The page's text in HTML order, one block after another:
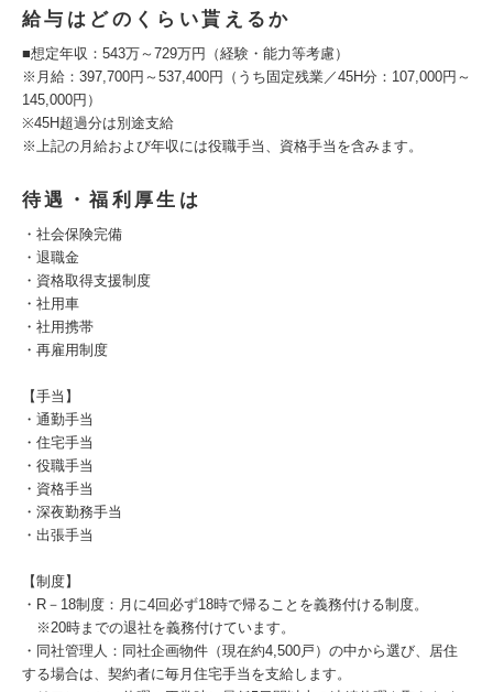
給与はどのくらい貰えるか
■想定年収：543万～729万円（経験・能力等考慮）
※月給：397,700円～537,400円（うち固定残業／45H分：107,000円～
145,000円）
※45H超過分は別途支給
※上記の月給および年収には役職手当、資格手当を含みます。
待遇・福利厚生は
・社会保険完備
・退職金
・資格取得支援制度
・社用車
・社用携帯
・再雇用制度
【手当】
・通勤手当
・住宅手当
・役職手当
・資格手当
・深夜勤務手当
・出張手当
【制度】
・R－18制度：月に4回必ず18時で帰ることを義務付ける制度。
※20時までの退社を義務付けています。
・同社管理人：同社企画物件（現在約4,500戸）の中から選び、居住
する場合は、契約者に毎月住宅手当を支給します。